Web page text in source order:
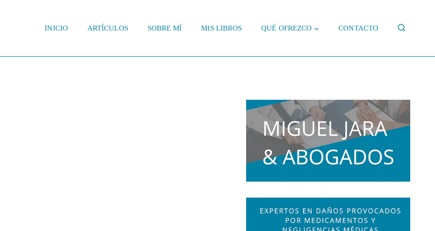
INICIO ARTÍCULOS SOBRE MÍ MIS LIBROS QUÉ OFREZCO CONTACTO